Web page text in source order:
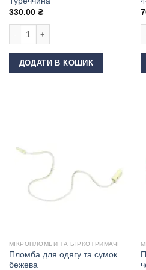
330.00 ₴
ДОДАТИ В КОШИК
МІКРОПЛОМБИ ТА БІРКОТРИМАЧІ
Пломба для одягу та сумок
бежева